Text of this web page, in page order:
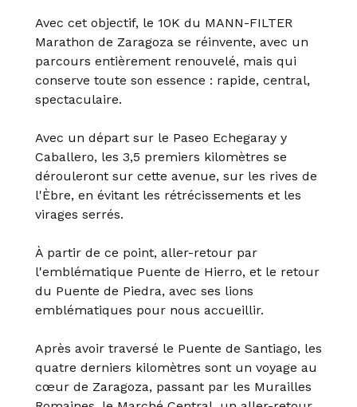
Avec cet objectif, le 10K du MANN-FILTER
Marathon de Zaragoza se réinvente, avec un
parcours entièrement renouvelé, mais qui
conserve toute son essence : rapide, central,
spectaculaire.
Avec un départ sur le Paseo Echegaray y
Caballero, les 3,5 premiers kilomètres se
dérouleront sur cette avenue, sur les rives de
l'Èbre, en évitant les rétrécissements et les
virages serrés.
À partir de ce point, aller-retour par
l'emblématique Puente de Hierro, et le retour
du Puente de Piedra, avec ses lions
emblématiques pour nous accueillir.
Après avoir traversé le Puente de Santiago, les
quatre derniers kilomètres sont un voyage au
cœur de Zaragoza, passant par les Murailles